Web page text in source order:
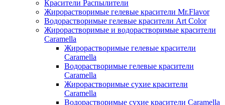
Красители Распылители
Жирорастворимые гелевые красители Mr.Flavor
Водорастворимые гелевые красители Art Color
Жирорастворимые и водорастворимые красители
Caramella
Жирорастворимые гелевые красители
Caramella
Водорастворимые гелевые красители
Caramella
Жирорастворимые сухие красители
Caramella
Водорастворимые сухие красители Caramella